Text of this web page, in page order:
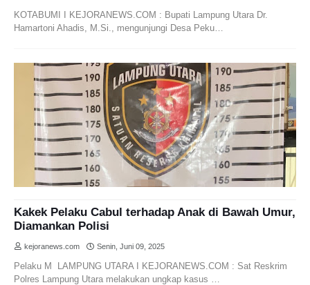
KOTABUMI I KEJORANEWS.COM : Bupati Lampung Utara Dr.
Hamartoni Ahadis, M.Si., mengunjungi Desa Peku…
Kakek Pelaku Cabul terhadap Anak di Bawah Umur,
Diamankan Polisi
kejoranews.com Senin, Juni 09, 2025
Pelaku M LAMPUNG UTARA I KEJORANEWS.COM : Sat Reskrim
Polres Lampung Utara melakukan ungkap kasus …